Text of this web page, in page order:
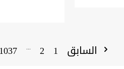
السابق 1
2
...
1037